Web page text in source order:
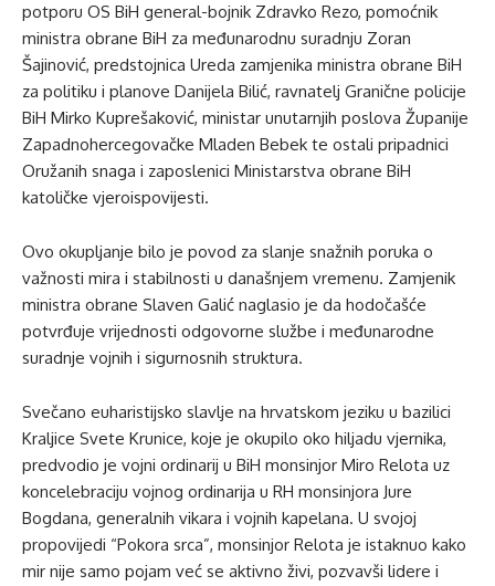
potporu OS BiH general-bojnik Zdravko Rezo, pomoćnik
ministra obrane BiH za međunarodnu suradnju Zoran
Šajinović, predstojnica Ureda zamjenika ministra obrane BiH
za politiku i planove Danijela Bilić, ravnatelj Granične policije
BiH Mirko Kuprešaković, ministar unutarnjih poslova Županije
Zapadnohercegovačke Mladen Bebek te ostali pripadnici
Oružanih snaga i zaposlenici Ministarstva obrane BiH
katoličke vjeroispovijesti.
Ovo okupljanje bilo je povod za slanje snažnih poruka o
važnosti mira i stabilnosti u današnjem vremenu. Zamjenik
ministra obrane Slaven Galić naglasio je da hodočašće
potvrđuje vrijednosti odgovorne službe i međunarodne
suradnje vojnih i sigurnosnih struktura.
Svečano euharistijsko slavlje na hrvatskom jeziku u bazilici
Kraljice Svete Krunice, koje je okupilo oko hiljadu vjernika,
predvodio je vojni ordinarij u BiH monsinjor Miro Relota uz
koncelebraciju vojnog ordinarija u RH monsinjora Jure
Bogdana, generalnih vikara i vojnih kapelana. U svojoj
propovijedi “Pokora srca”, monsinjor Relota je istaknuo kako
mir nije samo pojam već se aktivno živi, pozvavši lidere i